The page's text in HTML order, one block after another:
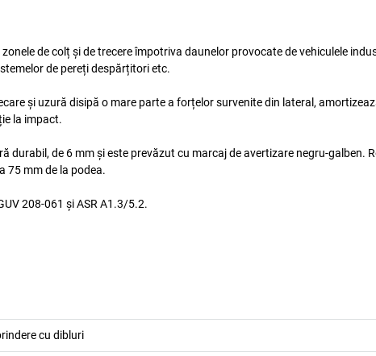
de colț și de trecere împotriva daunelor provocate de vehiculele
de pereți despărțitori etc.
și uzură disipă o mare parte a forțelor survenite din lateral,
la impact.
durabil, de 6 mm și este prevăzut cu marcaj de avertizare negru-galben.
75 mm de la podea.
208-061 și ASR A1.3/5.2.
cu dibluri